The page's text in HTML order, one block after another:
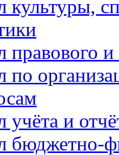
культуры,
правового
по
учёта и
бюджетно-